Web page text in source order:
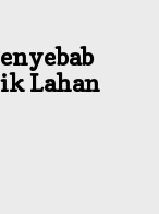
Lahan